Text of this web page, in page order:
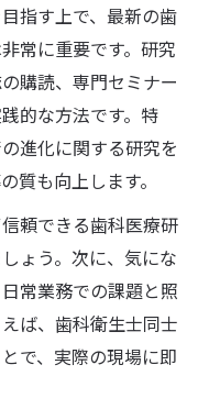
指す上で、最新の歯
常に重要です。研究
購読、専門セミナー
的な方法です。特
進化に関する研究を
質も向上します。
頼できる歯科医療研
ょう。次に、気にな
常業務での課題と照
ば、歯科衛生士同士
で、実際の現場に即